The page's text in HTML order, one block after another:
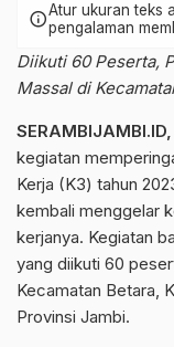
infoAtur ukuran teks
pengalaman
Diikuti 60 Peserta,
Massal di
kegiatan
Kerja (K3) tahun
kembali menggelar
kerjanya. Kegiatan
yang diikuti 60
Kecamatan Betara,
Provinsi Jambi.